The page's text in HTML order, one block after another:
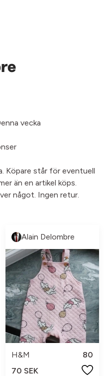
vecka
Köpare står för eventuell
än en artikel köps.
något. Ingen retur.
Alain Delombre
H&M
80
70 SEK